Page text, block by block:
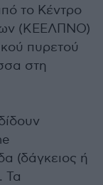
το Κέντρο
(ΚΕΕΛΠΝΟ)
πυρετού
στη
(δάγκειος ή
Τα